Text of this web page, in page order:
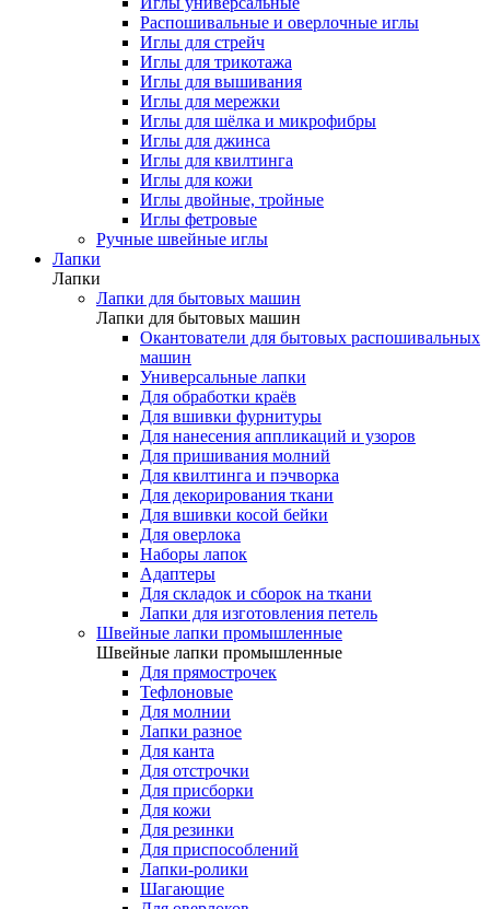
Распошивальные и оверлочные иглы
Иглы для стрейч
Иглы для трикотажа
Иглы для вышивания
Иглы для мережки
Иглы для шёлка и микрофибры
Иглы для джинса
Иглы для квилтинга
Иглы для кожи
Иглы двойные, тройные
Иглы фетровые
Ручные швейные иглы
Лапки
Лапки
Лапки для бытовых машин
Лапки для бытовых машин
Окантователи для бытовых распошивальных
машин
Универсальные лапки
Для обработки краёв
Для вшивки фурнитуры
Для нанесения аппликаций и узоров
Для пришивания молний
Для квилтинга и пэчворка
Для декорирования ткани
Для вшивки косой бейки
Для оверлока
Наборы лапок
Адаптеры
Для складок и сборок на ткани
Лапки для изготовления петель
Швейные лапки промышленные
Швейные лапки промышленные
Для прямострочек
Тефлоновые
Для молнии
Лапки разное
Для канта
Для отстрочки
Для присборки
Для кожи
Для резинки
Для приспособлений
Лапки-ролики
Шагающие